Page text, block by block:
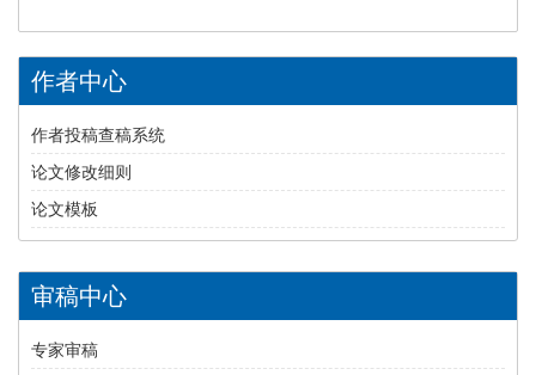
作者中心
作者投稿查稿系统
论文修改细则
论文模板
审稿中心
专家审稿